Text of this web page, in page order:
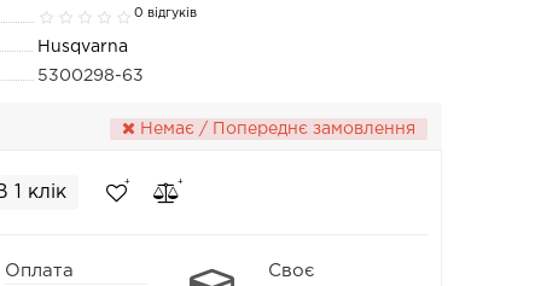
0 відгуків
Husqvarna
5300298-63
Немає / Попереднє замовлення
1 клік
Оплата
Своє